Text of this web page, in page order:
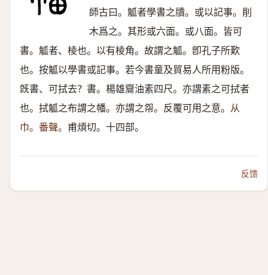
師古曰。觚者學書之牘。或以記事。削
木爲之。其形或六面。或八面。皆可
書。觚者、棱也。以有棱角。故謂之觚。卽孔子所歎
也。按觚以學書或記事。若今書童及貿易人所用粉版。
旣書、可拭去？書。楊雄齎油素四尺。亦謂素之可拭者
也。拭觚之布謂之幡。亦謂之㠾。反覆可用之意。 从
巾。番聲。 甫煩切。十四部。
反馈